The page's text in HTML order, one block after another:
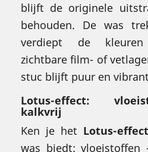
blijft de originele
behouden. De was
verdiept de
zichtbare film- of
stuc blijft puur en
Lotus-effect:
kalkvrij
Ken je het Lotus-effect
was biedt: